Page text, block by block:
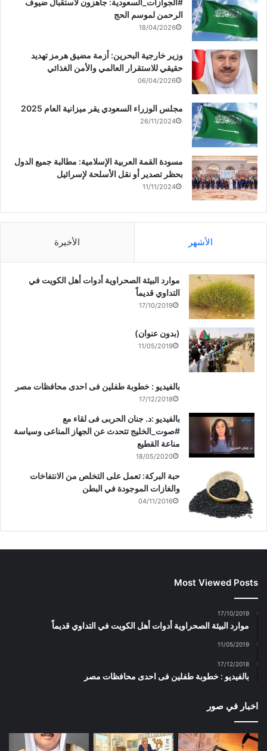
‏‎#الجوازات_السعودية: جاهزون لاستقبال ضيوف
الرحمن لموسم الحج
18/04/2026
وزير خارجية البحرين: أزمة مضيق هرمز تهديد
حقيقي للاستقرار العالمي والأمن الغذائي
06/04/2026
مجلس الوزراء السعودي يقر ميزانية العام 2025
26/11/2024
مسودة القمة العربية الإسلامية: مطالبة جميع الدول
بحظر تصدير أو نقل الأسلحة لإسرائيل
11/11/2024
الأشهر الأخيرة
موارد البيئة الصحراوية أدوات أهل الكويت في
التداوي قديماً
17/10/2019
(بدون عنوان)
11/05/2019
بالفيديو : خطوبة طفلين فى احدى محافظات مصر
17/12/2018
بالفيديو :د. جنان الحربى فى لقاء مع
#صوت_الخليج تتحدث عن الجهاز المناعى وسياسة
مناعة القطيع
18/05/2020
حبة البركة: تعمل على التخلص من الانتفاخات
والغازات الموجودة في البطن
04/11/2016
Most Viewed Posts
17/10/2019
موارد البيئة الصحراوية أدوات أهل الكويت في التداوي قديماً
11/05/2019
17/12/2018
بالفيديو : خطوبة طفلين فى احدى محافظات مصر
اخبار في صور